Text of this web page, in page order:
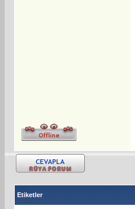
Etiketler